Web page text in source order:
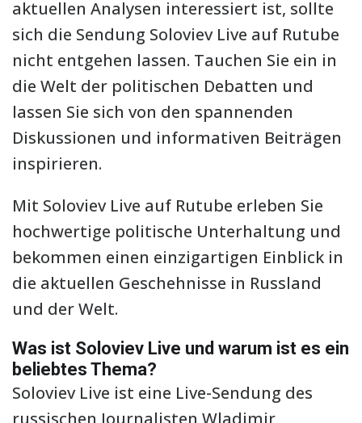
aktuellen Analysen interessiert ist, sollte
sich die Sendung Soloviev Live auf Rutube
nicht entgehen lassen. Tauchen Sie ein in
die Welt der politischen Debatten und
lassen Sie sich von den spannenden
Diskussionen und informativen Beiträgen
inspirieren.
Mit Soloviev Live auf Rutube erleben Sie
hochwertige politische Unterhaltung und
bekommen einen einzigartigen Einblick in
die aktuellen Geschehnisse in Russland
und der Welt.
Was ist Soloviev Live und warum ist es ein
beliebtes Thema?
Soloviev Live ist eine Live-Sendung des
russischen Journalisten Wladimir